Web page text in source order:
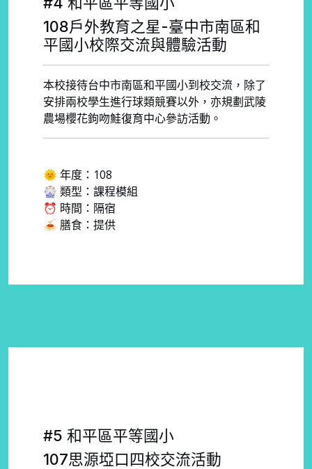
108戶外教育之星-臺中市南區和
平國小校際交流與體驗活動
本校接待台中市南區和平國小到校交流，除了
安排兩校學生進行球類競賽以外，亦規劃武陵
農場櫻花鉤吻鮭復育中心參訪活動。
🌞 年度：108
🎡 類型：課程模組
⏰ 時間：隔宿
🍝 膳食：提供
#5 和平區平等國小
107思源埡口四校交流活動